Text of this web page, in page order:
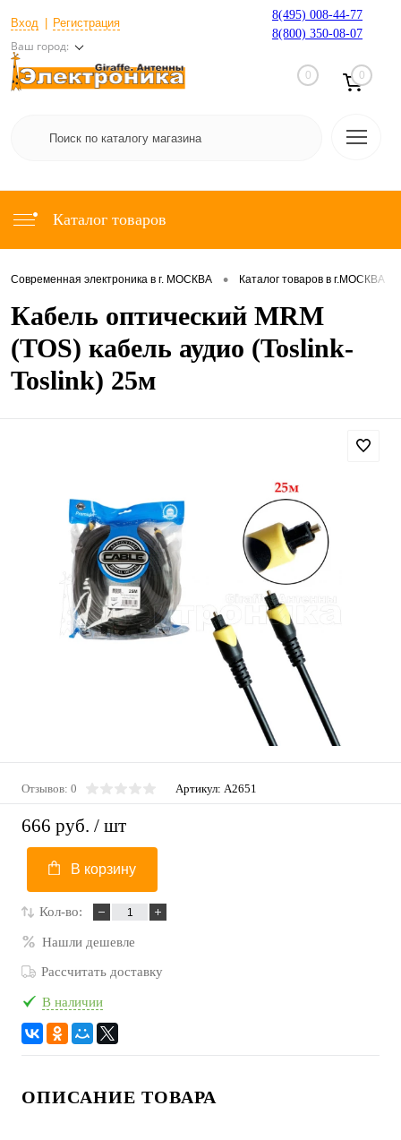
Вход Регистрация
Ваш город:
8(495) 008-44-77
8(800) 350-08-07
0 0
Каталог товаров
Современная электроника в г. МОСКВА • Каталог товаров в г.МОСКВА
Кабель оптический MRM
(TOS) кабель аудио (Toslink-
Toslink) 25м
Отзывов: 0 Артикул: A2651
666 руб. / шт
В корзину
Кол-во:
Нашли дешевле
Рассчитать доставку
В наличии
ОПИСАНИЕ ТОВАРА